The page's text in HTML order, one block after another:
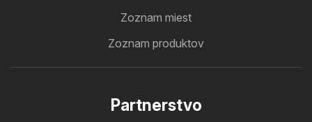
Zoznam miest
Zoznam produktov
Partnerstvo